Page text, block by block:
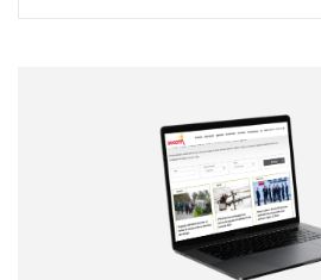
Correo electrónico
Tipo de comentario